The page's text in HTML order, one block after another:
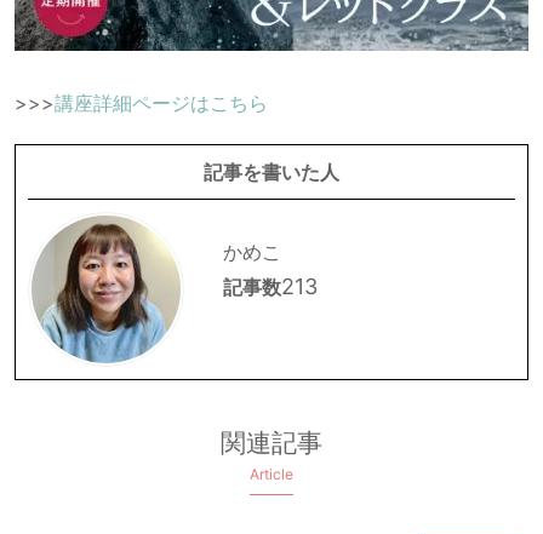
>>>講座詳細ページはこちら
記事を書いた人
かめこ
記事数213
関連記事
Article